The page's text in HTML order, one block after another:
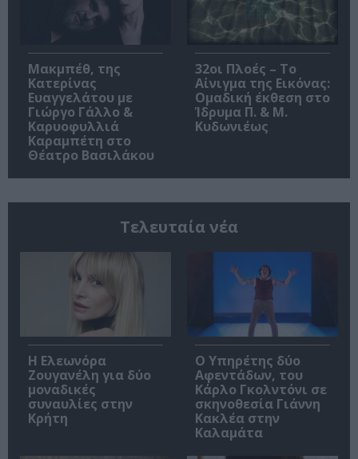
Μακμπέθ, της
Κατερίνας
Ευαγγελάτου με
Γιώργο Γάλλο &
Καρυοφυλλιά
Καραμπέτη στο
Θέατρο Βασιλάκου
32οι Πλοές – Το
Αίνιγμα της Εικόνας:
Ομαδική έκθεση στο
Ίδρυμα Π. & Μ.
Κυδωνιέως
Τελευταία νέα
Η Ελεωνόρα
Ζουγανέλη για δύο
μοναδικές
συναυλίες στην
Κρήτη
Ο Υπηρέτης δύο
Αφεντάδων, του
Κάρλο Γκολντόνι σε
σκηνοθεσία Γιάννη
Κακλέα στην
Καλαμάτα